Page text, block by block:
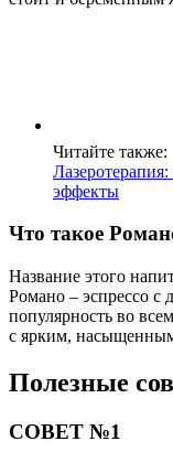
Читайте также:
эффекты
Что такое
Название этого
Романо – эспрессо с
популярность во
с ярким,
Полезные
СОВЕТ №1